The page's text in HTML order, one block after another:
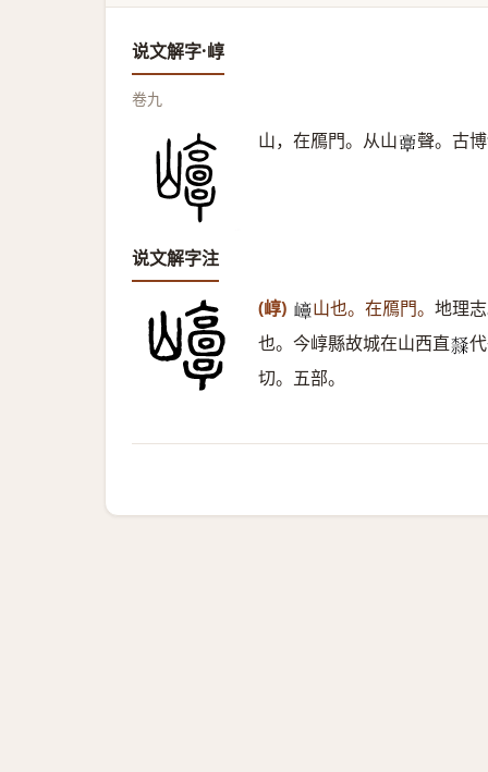
说文解字·崞
卷九
山，在鴈門。从山𩫖 聲。古
说文解字注
(崞) 𡾘 山也。在鴈門。 地理
也。今崞縣故城在山西直𣜩
切。五部。